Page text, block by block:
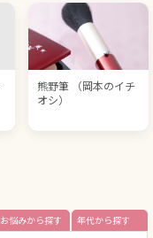
熊野筆 （岡本のイチ
オシ）
お悩みから探す 年代から探す